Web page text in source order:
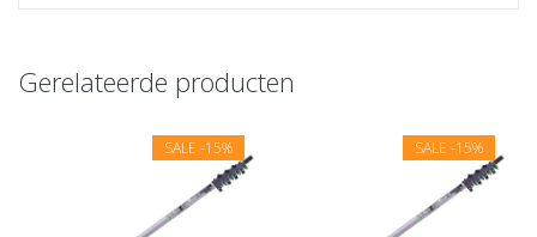
Gerelateerde producten
SALE -15% SALE -15%